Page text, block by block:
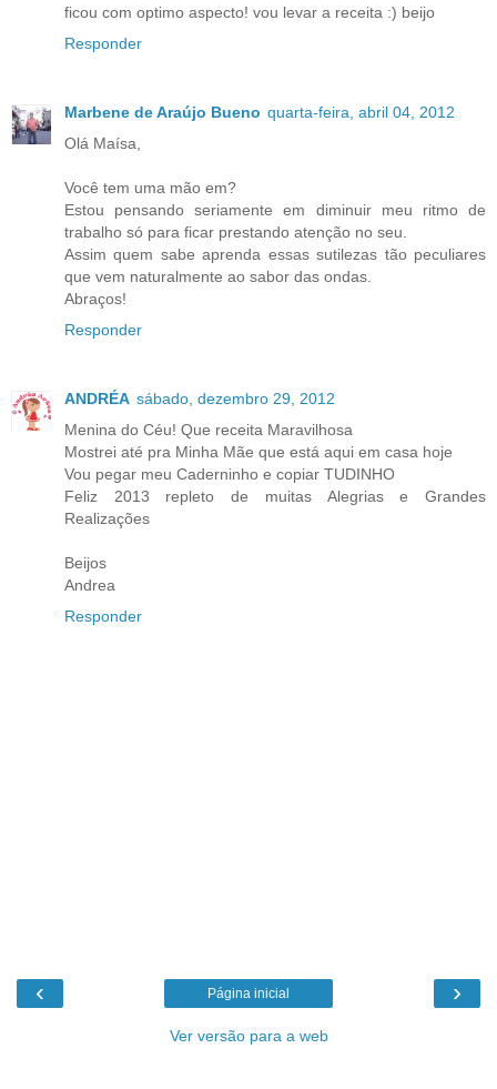
ficou com optimo aspecto! vou levar a receita :) beijo
Responder
Marbene de Araújo Bueno quarta-feira, abril 04, 2012
Olá Maísa,
Você tem uma mão em?
Estou pensando seriamente em diminuir meu ritmo de
trabalho só para ficar prestando atenção no seu.
Assim quem sabe aprenda essas sutilezas tão peculiares
que vem naturalmente ao sabor das ondas.
Abraços!
Responder
ANDRÉA sábado, dezembro 29, 2012
Menina do Céu! Que receita Maravilhosa
Mostrei até pra Minha Mãe que está aqui em casa hoje
Vou pegar meu Caderninho e copiar TUDINHO
Feliz 2013 repleto de muitas Alegrias e Grandes
Realizações
Beijos
Andrea
Responder
‹ ›
Página inicial
Ver versão para a web